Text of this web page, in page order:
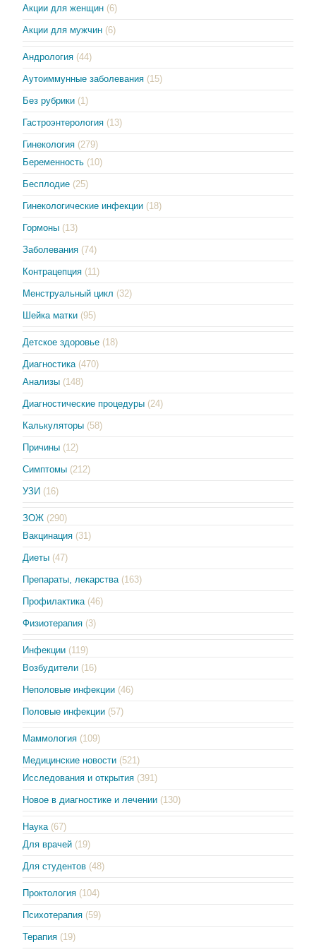
Акции для женщин (6)
Акции для мужчин (6)
Андрология (44)
Аутоиммунные заболевания (15)
Без рубрики (1)
Гастроэнтерология (13)
Гинекология (279)
Беременность (10)
Бесплодие (25)
Гинекологические инфекции (18)
Гормоны (13)
Заболевания (74)
Контрацепция (11)
Менструальный цикл (32)
Шейка матки (95)
Детское здоровье (18)
Диагностика (470)
Анализы (148)
Диагностические процедуры (24)
Калькуляторы (58)
Причины (12)
Симптомы (212)
УЗИ (16)
ЗОЖ (290)
Вакцинация (31)
Диеты (47)
Препараты, лекарства (163)
Профилактика (46)
Физиотерапия (3)
Инфекции (119)
Возбудители (16)
Неполовые инфекции (46)
Половые инфекции (57)
Маммология (109)
Медицинские новости (521)
Исследования и открытия (391)
Новое в диагностике и лечении (130)
Наука (67)
Для врачей (19)
Для студентов (48)
Проктология (104)
Психотерапия (59)
Терапия (19)